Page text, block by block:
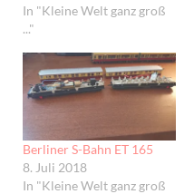
In "Kleine Welt ganz groß
..."
Berliner S-Bahn ET 165
8. Juli 2018
In "Kleine Welt ganz groß